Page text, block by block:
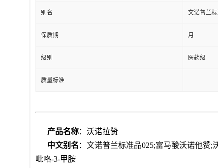
别名 文诺普兰
保质期 月
级别 医药级
质量标准
产品名称：沃诺拉赞
中文别名 ：文诺普兰标准品025;富马酸沃诺他赞
吡咯-3-甲胺